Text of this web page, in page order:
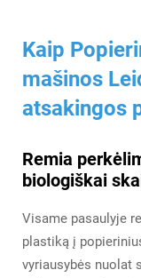
Kaip
mašinos
atsakingos
Remia
biologiškai
Visame pasaulyje
plastiką į
vyriausybės nuolat